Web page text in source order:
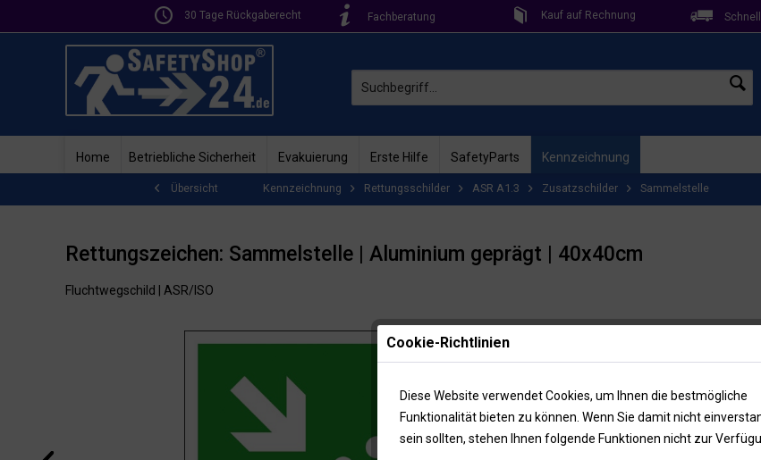
30 Tage Rückgaberecht Fachberatung Kauf auf Rechnung
Home Betriebliche Sicherheit Evakuierung Erste Hilfe SafetyParts Kennzeichnung
Übersicht Kennzeichnung Rettungsschilder ASR A1.3 Zusatzschilder Sammelstelle
Rettungszeichen: Sammelstelle | Aluminium geprägt | 40x40cm
Fluchtwegschild | ASR/ISO
*
Cookie-Richtlinien
Diese Website verwendet Cookies, um Ihnen die bestmögliche
Funktionalität bieten zu können. Wenn Sie damit nicht
sein sollten, stehen Ihnen folgende Funktionen nicht zur